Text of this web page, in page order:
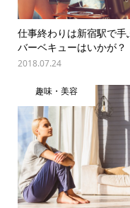
仕事終わりは新宿駅で手
バーベキューはいかが？
2018.07.24
趣味・美容